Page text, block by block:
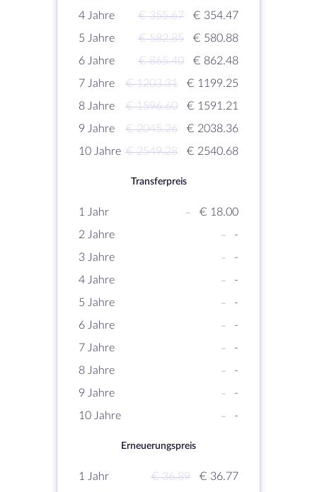
4 Jahre
€ 355.67
€ 354.47
5 Jahre
€ 582.85
€ 580.88
6 Jahre
€ 865.40
€ 862.48
7 Jahre
€ 1203.31
€ 1199.25
8 Jahre
€ 1596.60
€ 1591.21
9 Jahre
€ 2045.26
€ 2038.36
10 Jahre € 2549.28 € 2540.68
Transferpreis
1 Jahr -
€ 18.00
2 Jahre
-
-
3 Jahre
-
-
4 Jahre
-
-
5 Jahre
-
-
6 Jahre
-
-
7 Jahre
-
-
8 Jahre
-
-
9 Jahre
-
-
10 Jahre
- -
Erneuerungspreis
1 Jahr € 36.89
€ 36.77